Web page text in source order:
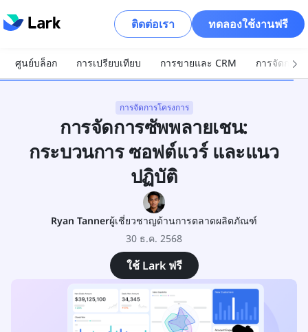
ติดต่อเรา ทดลองใช้งานฟรี
ศูนย์บล็อก การเปรียบเทียบ การขายและ CRM การจัดการ
การจัดการโครงการ
การจัดการซัพพลายเชน:
กระบวนการ ซอฟต์แวร์ และแนว
ปฏิบัติ
Ryan Tannerผู้เชี่ยวชาญด้านการตลาดผลิตภัณฑ์
30 ธ.ค. 2568
ใช้ Lark ฟรี